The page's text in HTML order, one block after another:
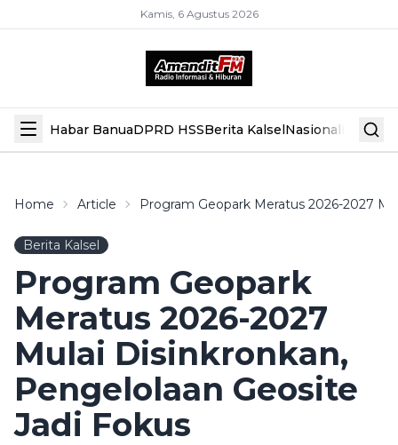
Kamis, 6 Agustus 2026
Habar BanuaDPRD HSSBerita KalselNasional Hiburan
Home Article Program Geopark Meratus 2026-2027
Berita Kalsel
Program Geopark
Meratus 2026-2027
Mulai Disinkronkan,
Pengelolaan Geosite
Jadi Fokus